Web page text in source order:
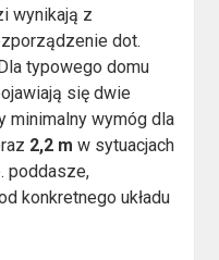
wynikają z
dot.
typowego domu
się dwie
minimalny wymóg dla
2,2 m w sytuacjach
poddasze,
konkretnego układu